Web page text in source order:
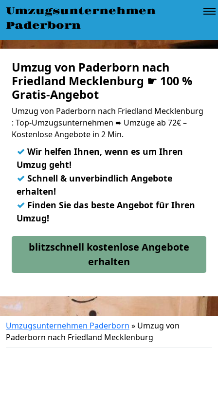
Umzugsunternehmen
Paderborn
Umzug von Paderborn nach
Friedland Mecklenburg ☛ 100 %
Gratis-Angebot
Umzug von Paderborn nach Friedland Mecklenburg
: Top-Umzugsunternehmen ➨ Umzüge ab 72€ –
Kostenlose Angebote in 2 Min.
✓ Wir helfen Ihnen, wenn es um Ihren
Umzug geht!
✓ Schnell & unverbindlich Angebote
erhalten!
✓ Finden Sie das beste Angebot für Ihren
Umzug!
blitzschnell kostenlose Angebote
erhalten
Umzugsunternehmen Paderborn » Umzug von
Paderborn nach Friedland Mecklenburg